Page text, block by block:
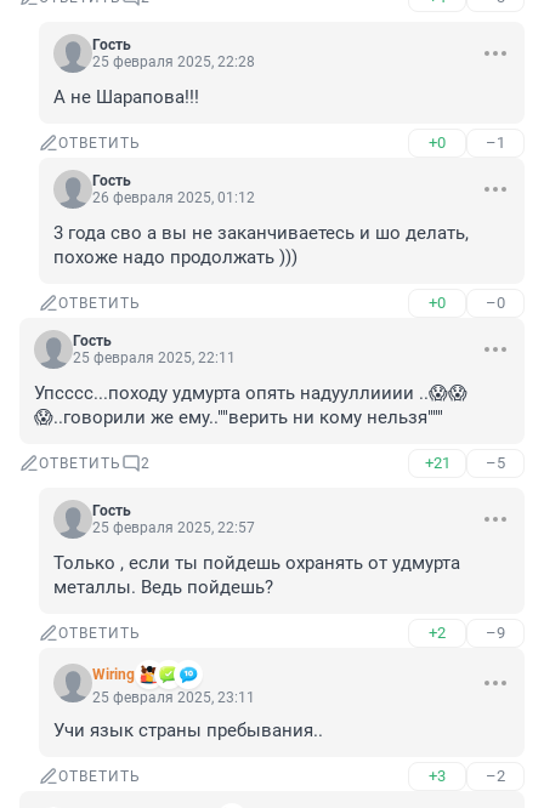
Гость
25 февраля 2025, 22:28
А не Шарапова!!!
ОТВЕТИТЬ +0 –1
Гость
26 февраля 2025, 01:12
3 года сво а вы не заканчиваетесь и шо делать,
похоже надо продолжать )))
ОТВЕТИТЬ +0 –0
Гость
25 февраля 2025, 22:11
Упсссс...походу удмурта опять надууллииии ..😱😱
😱..говорили же ему..""верить ни кому нельзя"""
ОТВЕТИТЬ 2 +21 –5
Гость
25 февраля 2025, 22:57
Только , если ты пойдешь охранять от удмурта
металлы. Ведь пойдешь?
ОТВЕТИТЬ +2 –9
Wiring
25 февраля 2025, 23:11
Учи язык страны пребывания..
ОТВЕТИТЬ +3 –2